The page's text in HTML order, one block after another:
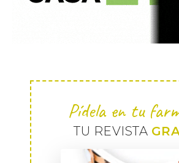
Pídela en tu
TU REVISTA